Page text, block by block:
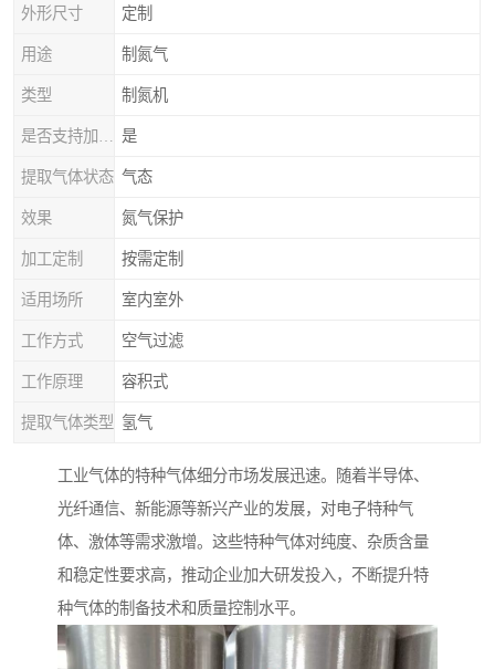
外形尺寸 定制
用途 制氮气
类型 制氮机
是
提取气体状态 气态
效果 氮气保护
加工定制 按需定制
适用场所 室内室外
工作方式 空气过滤
工作原理 容积式
提取气体类型 氢气
工业气体的特种气体细分市场发展迅速。随着半导体、
光纤通信、新能源等新兴产业的发展，对电子特种气
体、激体等需求激增。这些特种气体对纯度、杂质含量
和稳定性要求高，推动企业加大研发投入，不断提升特
种气体的制备技术和质量控制水平。​